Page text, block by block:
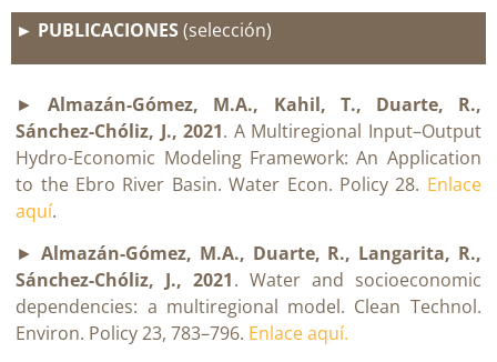
► PUBLICACIONES(selección)
►Almazán-Gómez, M.A., Kahil, T., Duarte, R.,
Sánchez-Chóliz, J., 2021. A Multiregional Input–Output
Hydro-Economic Modeling Framework: An Application
to the Ebro River Basin. Water Econ. Policy 28. Enlace
aquí.
►Almazán-Gómez, M.A., Duarte, R., Langarita, R.,
Sánchez-Chóliz, J., 2021. Water and socioeconomic
dependencies: a multiregional model. Clean Technol.
Environ. Policy 23, 783–796. Enlace aquí.